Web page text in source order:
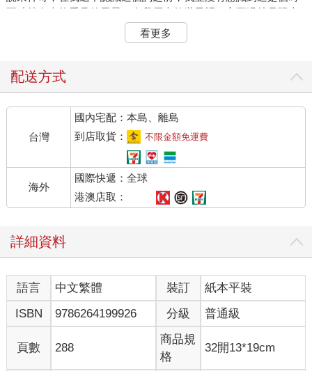
不時就有幸能看見的風景，在我原本的世界裡，它不過就是陽光
的一種變形。但是知道這個詞以後，「木漏れ日」卻越來越常映
入眼簾，在台北街頭奔走之時，在淡水河邊散步之際，不時就會
的世界並沒有改變，只是語言會把我們每個人所看見的世界形塑
裡那時開始，它在我的世界裡就越發醒目，不會再被我忽視。
後來我才知道，台語裡也有一個叫做「日花」的詞，是形容陽光
從樹葉或雲的縫隙透出、化為彷若小花朵般的樣子。它的含義比
「木漏れ日」更廣，也更加具象。學到這個詞以後，我經常看見
落地的陽光如花一般，出現在樹的下方、雲的底端。就連從玻璃
窗上一個個色塊的縫隙間透入後灑落桌面的光影，在我的世界裡
也有了浪漫的新名字。我的世界因為我對這個詞的認知，多了許
多可愛的發現。
語和華語一樣，都是我從小聽到大的語言，但是因為家裡沒有要
求說台語，學校等外在環境也並不特別鼓勵，所以我的台語說得
不及華語的十分之一流利。小時候的我能感受到，對許多大人來
說，説台語並不是一件多重要甚至光彩的事情，把成語記牢、把
英語說好還更實際。為什麼語言會有地位的差異呢？為什麼把我
拉拔長大的阿媽說了一輩子的語言，會被晚輩認為比外語更不值
得學習？有人認為台語本質上就是較俗氣、較粗魯的語言，真的
是這樣嗎？讀國中以後我開始有了這些疑惑，因而決定要把台語
和台文（台語的文字）學起來，親自尋找答案。越學世界便越遼
看更多
配送方式
台灣
國內宅配：本島、離島
到店取貨：
不限金額免運費
海外
國際快遞：全球
港澳店取：
詳細資料
語言 中文繁體 裝訂
紙本平裝
ISBN
9786264199926 分級 普通級
頁數 288
商品規
格
32開13*19cm